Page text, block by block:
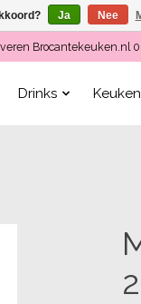
Brocantekeuken.nl
Drinks
Ja Nee